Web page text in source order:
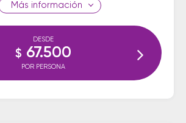
información
DESDE
$ 67.500
POR PERSONA